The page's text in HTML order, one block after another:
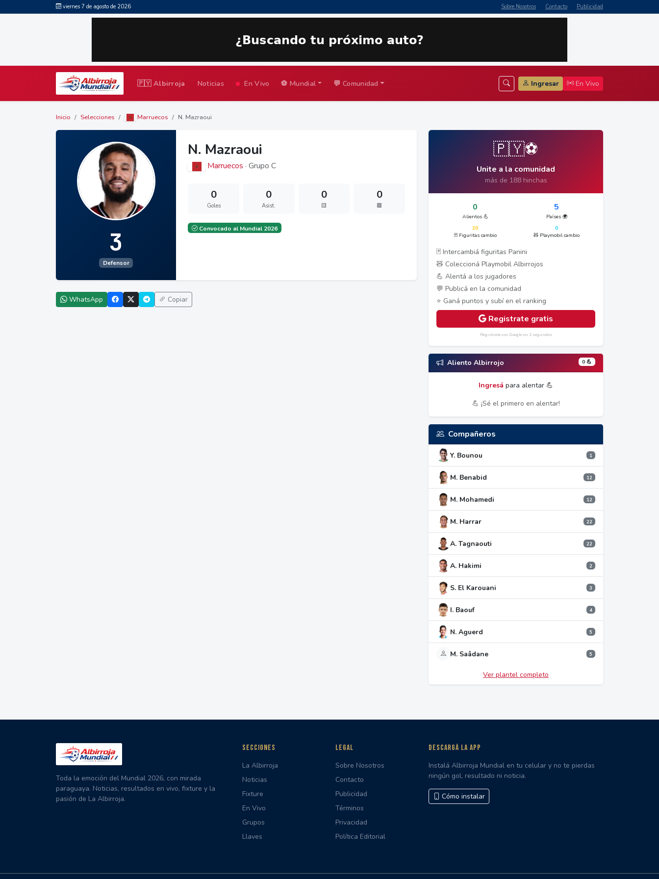
viernes 7 de agosto de 2026 Sobre Nosotros Contacto Publicidad
🇵🇾 Albirroja Noticias En Vivo ⚽ Mundial 💬 Comunidad Ingresar En Vivo
Inicio Selecciones Marruecos N. Mazraoui
3
Defensor
N. Mazraoui
Marruecos · Grupo C
0
Goles
0
Asist.
0
🟨
0
🟥
Convocado al Mundial 2026
WhatsApp Copiar
🇵🇾⚽
Unite a la comunidad
más de 188 hinchas
0
Alientos 💪
5
Países 🌍
20
🃏 Figuritas cambio
0
🧸 Playmobil cambio
🃏 Intercambiá figuritas Panini
🧸 Coleccioná Playmobil Albirrojos
💪 Alentá a los jugadores
💬 Publicá en la comunidad
⭐ Ganá puntos y subí en el ranking
Registrate gratis
Registrate con Google en 2 segundos
Aliento Albirrojo 0 💪
Ingresá para alentar 💪
💪 ¡Sé el primero en alentar!
Compañeros
Y. Bounou 1
M. Benabid 12
M. Mohamedi 12
M. Harrar 22
A. Tagnaouti 22
A. Hakimi 2
S. El Karouani 3
I. Baouf 4
N. Aguerd 5
M. Saâdane 5
Ver plantel completo
Toda la emoción del Mundial 2026, con mirada
paraguaya. Noticias, resultados en vivo, fixture y la
pasión de La Albirroja.
SECCIONES
La Albirroja
Noticias
Fixture
En Vivo
Grupos
Llaves
LEGAL
Sobre Nosotros
Contacto
Publicidad
Términos
Privacidad
Política Editorial
DESCARGÁ LA APP
Instalá Albirroja Mundial en tu celular y no te pierdas
ningún gol, resultado ni noticia.
Cómo instalar